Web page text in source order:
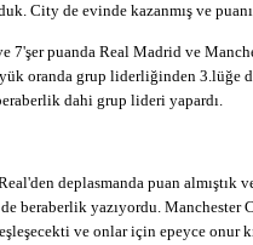
City de evinde kazanmış ve
7'şer puanda Real Madrid ve
oranda grup liderliğinden 3.lüğe
dahi grup lideri yapardı.
deplasmanda puan almıştık
beraberlik yazıyordu.
ve onlar için epeyce onur